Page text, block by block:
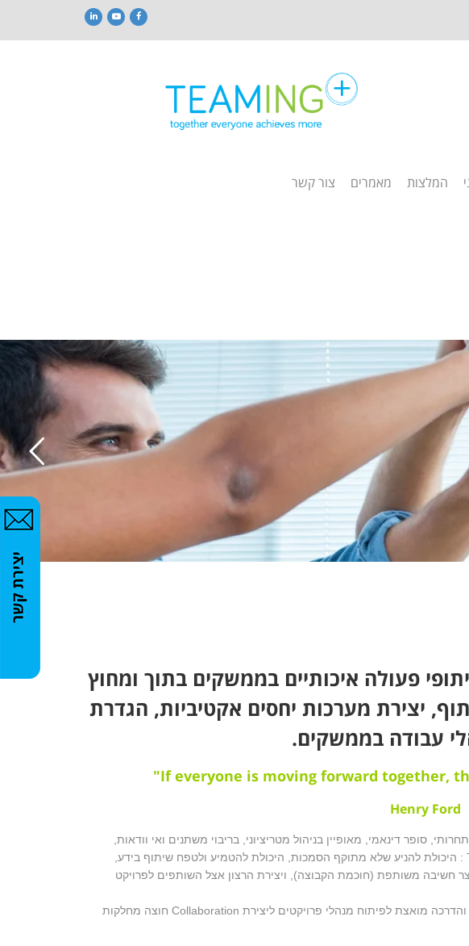
Facebook
YouTube
LinkedIn
המלצות מאמרים צור קשר
פעולה איכותיים בממשקים בתוך ומחוץ
יצירת מערכות יחסים אקטיביות, הגדרת
עבודה בממשקים.
"If everyone is moving forward together,
Henry Ford
סופר דינאמי, מאופיין בניהול מטריציוני, בריבוי משתנים ואי וודאות,
זקוקים מנהלי הפרויקטים לכלים ומיומנויות מתחום ה- Teaming : היכולת להניע שלא מתוקף הסמכות, היכולת להטמיע ולטפח שיתוף בידע,
חשיבה משותפת (חוכמת הקבוצה), ויצירת הרצון אצל השותפים לפרויקט
אנו מציעים שיטה וכלי פיתוח אפקטיביים במיוחד, תוכנית אימון והדרכה מואצת לפיתוח מנהלי פרויקטים ליצירת Collaboration חוצה מחלקות